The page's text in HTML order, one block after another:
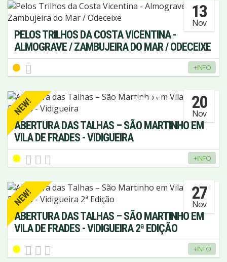
13
Nov
PELOS TRILHOS DA COSTA VICENTINA -
ALMOGRAVE / ZAMBUJEIRA DO MAR / ODECEIXE
+INFO
ESGOTADO
NEW! 20
Nov
ABERTURA DAS TALHAS – SÃO MARTINHO EM
VILA DE FRADES - VIDIGUEIRA
+INFO
NEW! 27
Nov
ABERTURA DAS TALHAS – SÃO MARTINHO EM
VILA DE FRADES - VIDIGUEIRA 2ª EDIÇÃO
+INFO